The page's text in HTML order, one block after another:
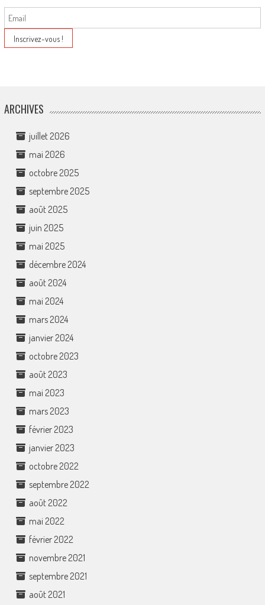
ARCHIVES
juillet 2026
mai 2026
octobre 2025
septembre 2025
août 2025
juin 2025
mai 2025
décembre 2024
août 2024
mai 2024
mars 2024
janvier 2024
octobre 2023
août 2023
mai 2023
mars 2023
février 2023
janvier 2023
octobre 2022
septembre 2022
août 2022
mai 2022
février 2022
novembre 2021
septembre 2021
août 2021